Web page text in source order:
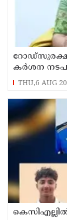
റോഡ്‌സുരക്ഷ
കർശന
THU,6 AUG